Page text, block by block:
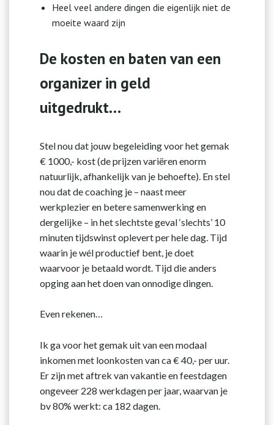
Heel veel andere dingen die eigenlijk niet de
moeite waard zijn
De kosten en baten van een
organizer in geld
uitgedrukt…
Stel nou dat jouw begeleiding voor het gemak
€ 1000,- kost (de prijzen variëren enorm
natuurlijk, afhankelijk van je behoefte). En stel
nou dat de coaching je – naast meer
werkplezier en betere samenwerking en
dergelijke – in het slechtste geval ‘slechts’ 10
minuten tijdswinst oplevert per hele dag. Tijd
waarin je wél productief bent, je doet
waarvoor je betaald wordt. Tijd die anders
opging aan het doen van onnodige dingen.
Even rekenen…
Ik ga voor het gemak uit van een modaal
inkomen met loonkosten van ca € 40,- per uur.
Er zijn met aftrek van vakantie en feestdagen
ongeveer 228 werkdagen per jaar, waarvan je
bv 80% werkt: ca 182 dagen.